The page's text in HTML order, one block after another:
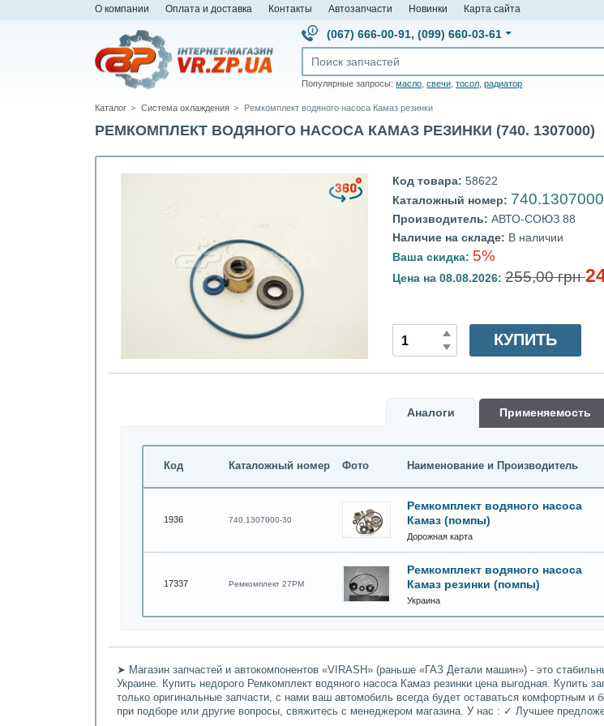
О компании Оплата и доставка Контакты Автозапчасти Новинки Карта сайта
(067) 666-00-91, (099) 660-03-61
Популярные запросы: масло свечи тосол радиатор
Каталог Система охлаждения Ремкомплект водяного насоса Камаз резинки
РЕМКОМПЛЕКТ ВОДЯНОГО НАСОСА КАМАЗ РЕЗИНКИ (740. 1307000)
Код товара: 58622
Каталожный номер: 740.1307000
Производитель: АВТО-СОЮЗ 88
Наличие на складе: В наличии
Ваша скидка: 5%
Цена на 08.08.2026: 255,00 грн
КУПИТЬ
Аналоги Применяемость
Код Каталожный номер Фото Наименование и Производитель
1936 740.1307000-30
Ремкомплект водяного насоса
Камаз (помпы)
Дорожная карта
17337 Ремкомплект 27РМ
Ремкомплект водяного насоса
Камаз резинки (помпы)
Украина
➤ Магазин запчастей и автокомпонентов «VIRASH» (раньше «ГАЗ Детали машин») - это
Украине. Купить недорого Ремкомплект водяного насоса Камаз резинки цена выгодная. Купить
только оригинальные запчасти, с нами ваш автомобиль всегда будет оставаться комфортным
при подборе или другие вопросы, свяжитесь с менеджером магазина. У нас : ✓ Лучшее